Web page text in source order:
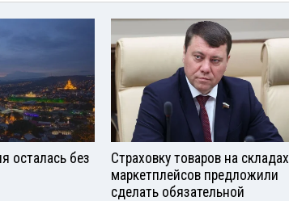
осталась без
Страховку товаров на складах
маркетплейсов предложили
сделать обязательной